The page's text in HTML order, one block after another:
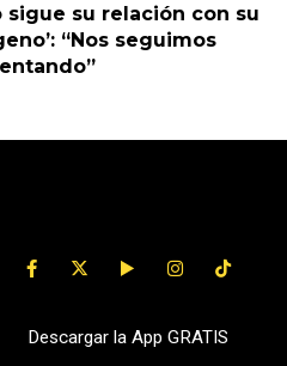
sigue su relación con su
“Nos seguimos
Descargar la App GRATIS